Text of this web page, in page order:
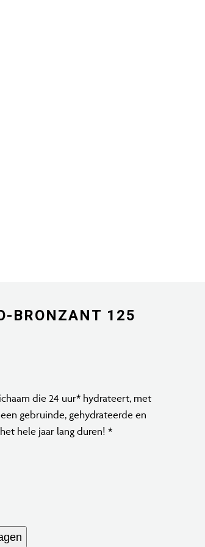
ml
BRONZANT 125
die 24 uur* hydrateert, met
gebruinde, gehydrateerde en
hele jaar lang duren! *